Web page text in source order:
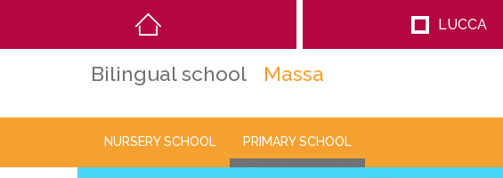
navigation
LUCCA
Bilingual school Massa
NURSERY SCHOOL PRIMARY SCHOOL